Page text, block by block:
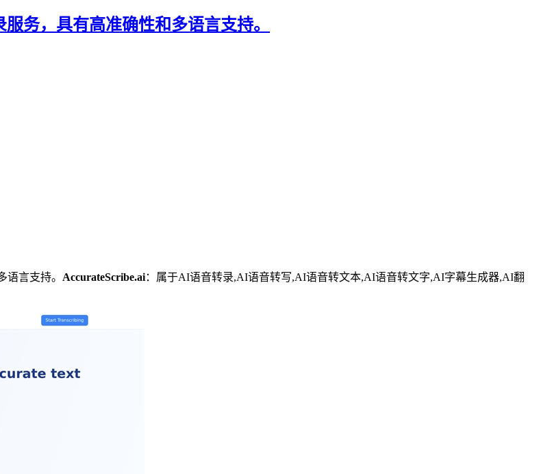
务，具有高准确性和多语言支持。
言支持。 AccurateScribe.ai：属于AI语音转录,AI语音转写,AI语音转文本,AI语音转文字,AI字幕生成器,AI翻